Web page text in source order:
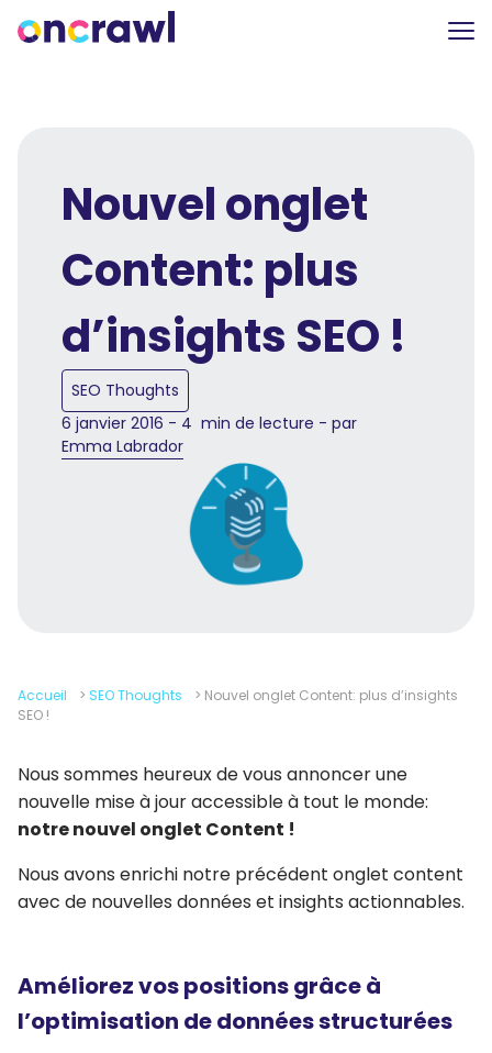
Nouvel onglet
Content: plus
d’insights SEO !
SEO Thoughts
6 janvier 2016 - 4 min de lecture - par
Emma Labrador
Accueil > SEO Thoughts > Nouvel onglet Content: plus d’insights
SEO !
Nous sommes heureux de vous annoncer une
nouvelle mise à jour accessible à tout le monde:
notre nouvel onglet Content !
Nous avons enrichi notre précédent onglet content
avec de nouvelles données et insights actionnables.
Améliorez vos positions grâce à
l’optimisation de données structurées